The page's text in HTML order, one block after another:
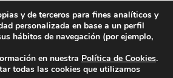
Cocinas y Baños
derechos reservados
2ª. 08008 Barcelona -
Fax 933 183 505
y de terceros para fines analíticos y
personalizada en base a un perfil
hábitos de navegación (por ejemplo,
en nuestra Política de Cookies.
todas las cookies que utilizamos